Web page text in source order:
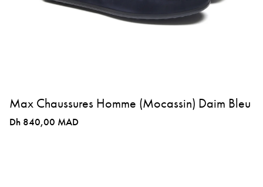
Max Chaussures Homme (Mocassin) Daim Bleu
Dh 840,00 MAD